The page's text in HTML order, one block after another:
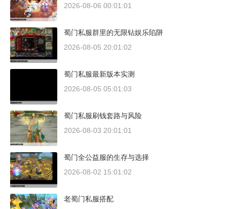
2026-08-06 00:01:01
蜀门私服群里的无限钻娱乐陷阱
2026-08-05 20:01:02
蜀门私服最新版本实测
2026-08-05 05:01:03
蜀门私服刷钱套路与风险
2026-08-03 20:01:01
蜀门全公益服的生存与选择
2026-08-02 15:01:02
老蜀门私服搭配